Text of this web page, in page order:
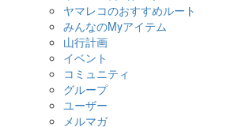
ヤマレコのおすすめルート
みんなのMyアイテム
山行計画
イベント
コミュニティ
グループ
ユーザー
メルマガ